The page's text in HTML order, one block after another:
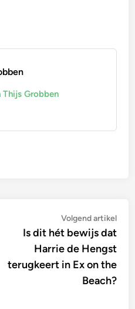
Thijs Grobben
Volgend artikel
Is dit hét bewijs dat
Harrie de Hengst
terugkeert in Ex on the
Beach?